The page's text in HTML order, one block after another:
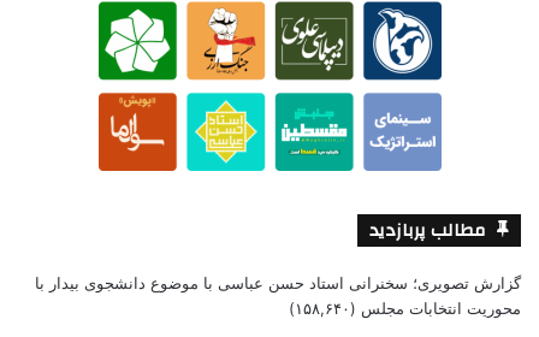
مطالب پربازدید
گزارش تصویری؛ سخنرانی استاد حسن عباسی با موضوع دانشجوی بیدار با
محوریت انتخابات مجلس (۱۵۸,۶۴۰)